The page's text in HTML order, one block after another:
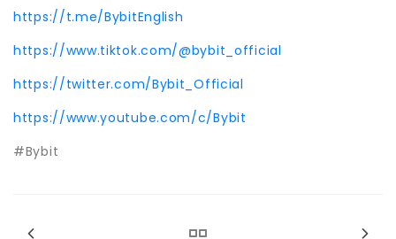
https://t.me/BybitEnglish
https://www.tiktok.com/@bybit_official
https://twitter.com/Bybit_Official
https://www.youtube.com/c/Bybit
#Bybit